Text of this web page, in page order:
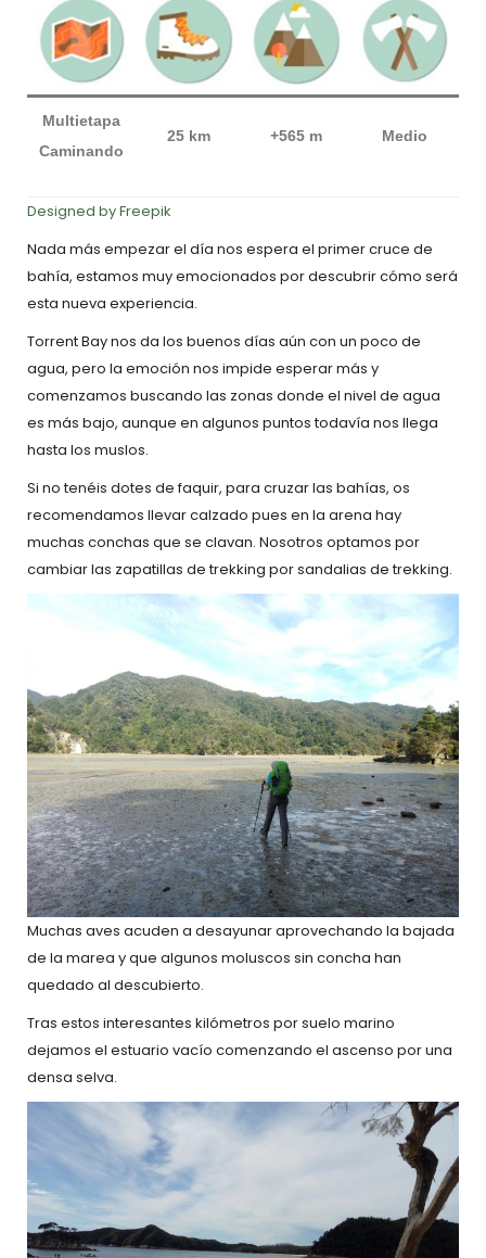
Multietapa
Caminando
25 km +565 m Medio
Designed by Freepik
Nada más empezar el día nos espera el primer cruce de
bahía, estamos muy emocionados por descubrir cómo será
esta nueva experiencia.
Torrent Bay nos da los buenos días aún con un poco de
agua, pero la emoción nos impide esperar más y
comenzamos buscando las zonas donde el nivel de agua
es más bajo, aunque en algunos puntos todavía nos llega
hasta los muslos.
Si no tenéis dotes de faquir, para cruzar las bahías, os
recomendamos llevar calzado pues en la arena hay
muchas conchas que se clavan. Nosotros optamos por
cambiar las zapatillas de trekking por sandalias de trekking.
Muchas aves acuden a desayunar aprovechando la bajada
de la marea y que algunos moluscos sin concha han
quedado al descubierto.
Tras estos interesantes kilómetros por suelo marino
dejamos el estuario vacío comenzando el ascenso por una
densa selva.